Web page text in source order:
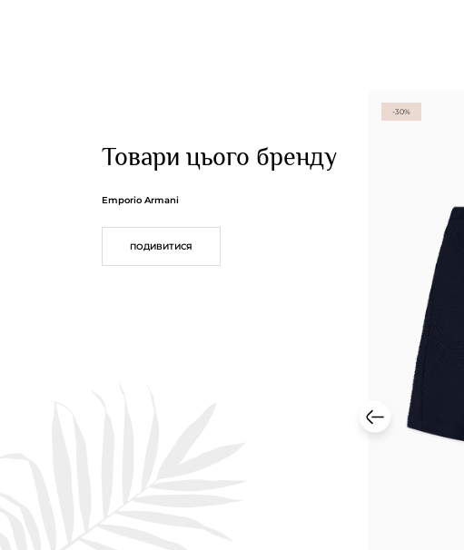
Товари цього бренду
Emporio Armani
ПОДИВИТИСЯ
-30%